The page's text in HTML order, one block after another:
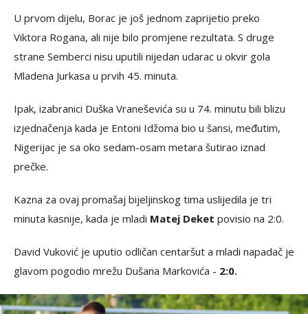
U prvom dijelu, Borac je još jednom zaprijetio preko
Viktora Rogana, ali nije bilo promjene rezultata. S druge
strane Semberci nisu uputili nijedan udarac u okvir gola
Mladena Jurkasa u prvih 45. minuta.
Ipak, izabranici Duška Vraneševića su u 74. minutu bili blizu
izjednačenja kada je Entoni Idžoma bio u šansi, međutim,
Nigerijac je sa oko sedam-osam metara šutirao iznad
prečke.
Kazna za ovaj promašaj bijeljinskog tima uslijedila je tri
minuta kasnije, kada je mladi Matej Deket povisio na 2:0.
David Vuković je uputio odličan centaršut a mladi napadač je
glavom pogodio mrežu Dušana Markovića - 2:0.